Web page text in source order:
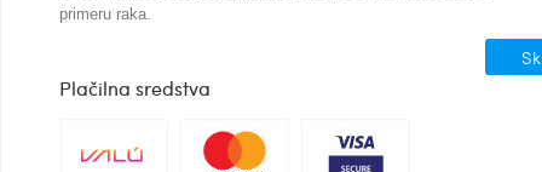
primeru raka.
Plačilna sredstva